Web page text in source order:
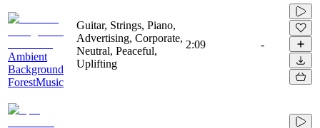
Ambient
Background
ForestMusic
Guitar, Strings, Piano,
Advertising, Corporate,
Neutral, Peaceful,
Uplifting
2:09 -